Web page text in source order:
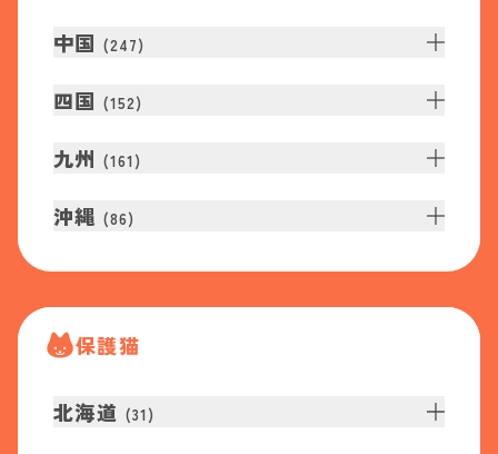
中国 (247)
四国 (152)
九州 (161 )
沖縄 (86)
保護猫
北海道 (31 )